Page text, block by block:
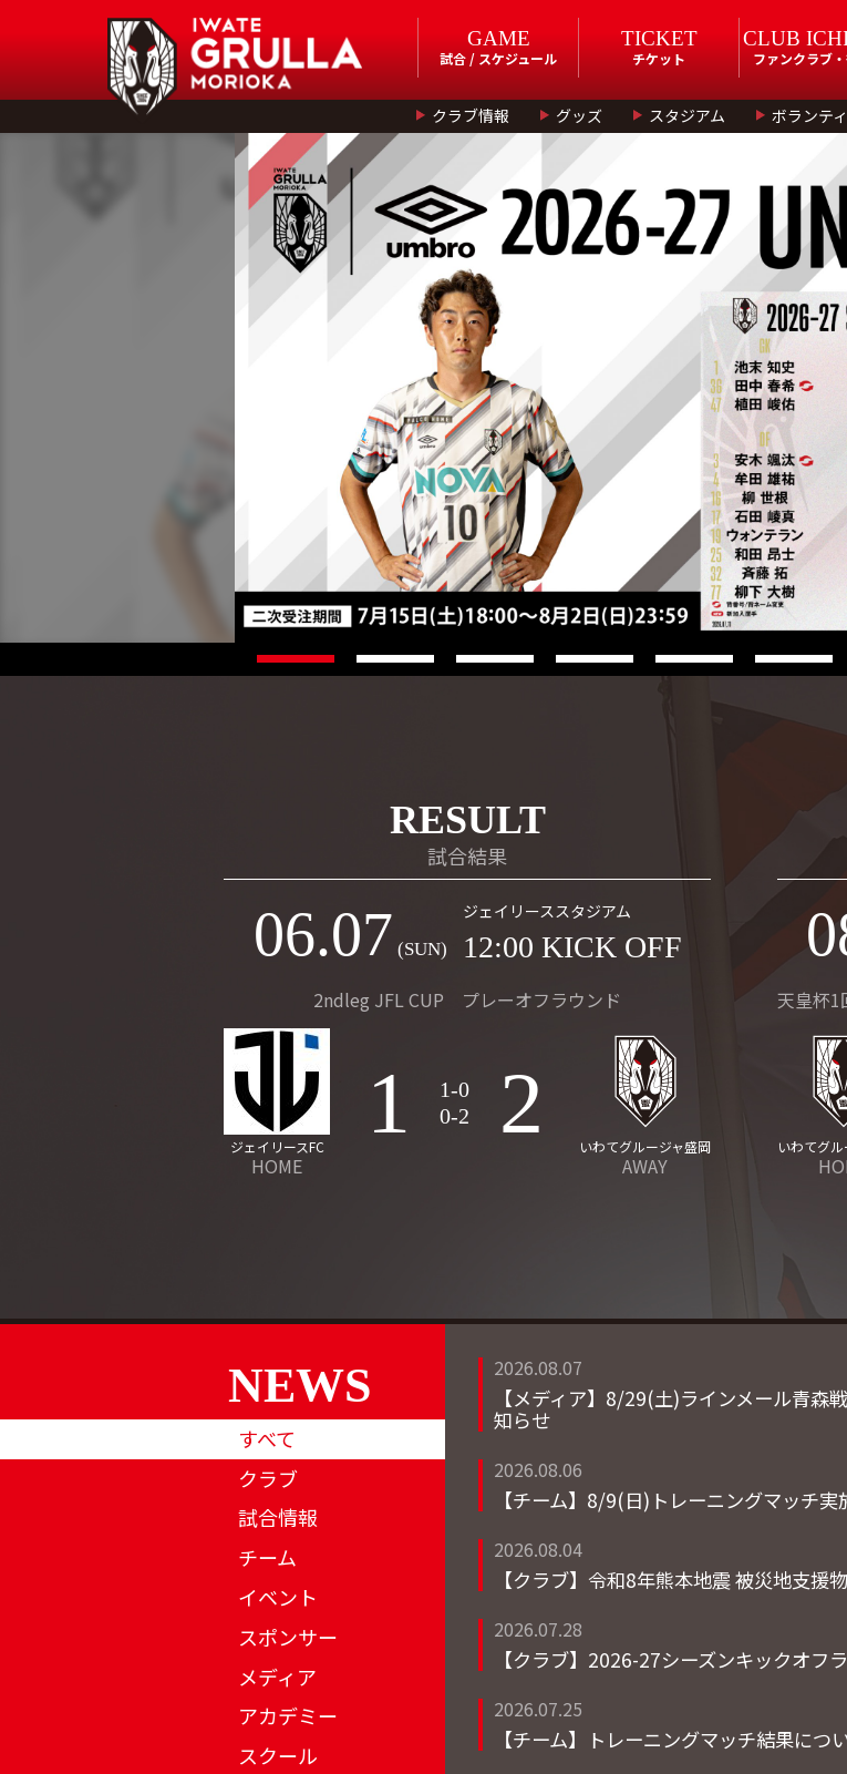
GAME
試合 / スケジュール
TICKET
チケット
CLUB
ファンクラブ
クラブ情報 グッズ スタジアム ボランテ
RESULT
試合結果
06.07 (SUN)
ジェイリーススタジアム
12:00 KICK OFF
2ndleg JFL CUP プレーオフラウンド
ジェイリースFC
HOME
1
1-0
0-2
2 いわてグルージャ盛岡
AWAY
天皇杯1
いわてグ
NEWS
すべて
クラブ
試合情報
チーム
イベント
スポンサー
メディア
アカデミー
スクール
2026.08.07
【メディア】8/29(土)ラインメール青森
知らせ
2026.08.06
【チーム】8/9(日)トレーニングマッチ
2026.08.04
【クラブ】令和8年熊本地震 被災地支援
2026.07.28
【クラブ】2026-27シーズンキックオフ
2026.07.25
【チーム】トレーニングマッチ結果につ